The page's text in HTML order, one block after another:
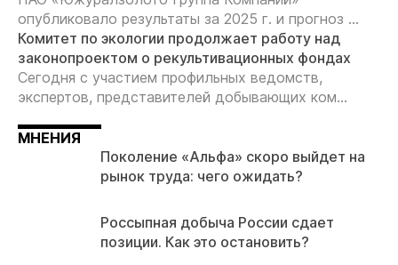
опубликовало результаты за 2025 г. и прогноз ...
Комитет по экологии продолжает работу над
законопроектом о рекультивационных фондах
Сегодня с участием профильных ведомств,
экспертов, представителей добывающих ком...
МНЕНИЯ
Поколение «Альфа» скоро выйдет на
рынок труда: чего ожидать?
Россыпная добыча России сдает
позиции. Как это остановить?